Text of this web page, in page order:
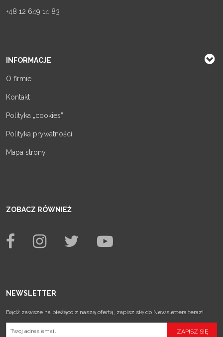
+48 12 649 14 83
INFORMACJE
O firmie
Kontakt
Polityka „cookies”
Polityka prywatności
Mapa strony
ZOBACZ RÓWNIEŻ
NEWSLETTER
Bądź zawsze na bieżąco z naszą ofertą, zapisz się do Newslettera teraz!